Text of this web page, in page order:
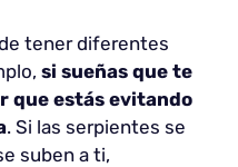
tener diferentes
si sueñas que te
que estás evitando
. Si las serpientes se
suben a ti,